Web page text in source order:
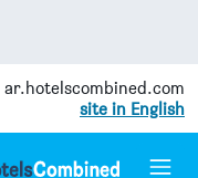
ar.hotelscombined.com
site in English